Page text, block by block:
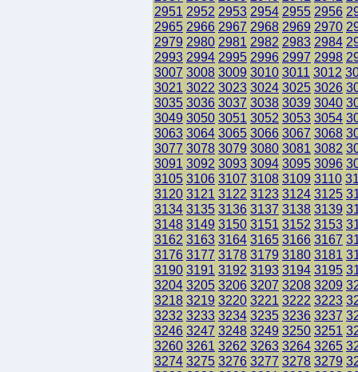
2951 2952 2953 2954 2955 2956
2965 2966 2967 2968 2969 2970
2979 2980 2981 2982 2983 2984
2993 2994 2995 2996 2997 2998
3007 3008 3009 3010 3011 3012
3021 3022 3023 3024 3025 3026
3035 3036 3037 3038 3039 3040
3049 3050 3051 3052 3053 3054
3063 3064 3065 3066 3067 3068
3077 3078 3079 3080 3081 3082
3091 3092 3093 3094 3095 3096
3105 3106 3107 3108 3109 3110
3120 3121 3122 3123 3124 3125
3134 3135 3136 3137 3138 3139
3148 3149 3150 3151 3152 3153
3162 3163 3164 3165 3166 3167
3176 3177 3178 3179 3180 3181
3190 3191 3192 3193 3194 3195
3204 3205 3206 3207 3208 3209
3218 3219 3220 3221 3222 3223
3232 3233 3234 3235 3236 3237
3246 3247 3248 3249 3250 3251
3260 3261 3262 3263 3264 3265
3274 3275 3276 3277 3278 3279